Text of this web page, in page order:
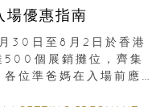
優惠指南
30日至8月2日於香港
500個展銷攤位，齊集
位準爸媽在入場前應